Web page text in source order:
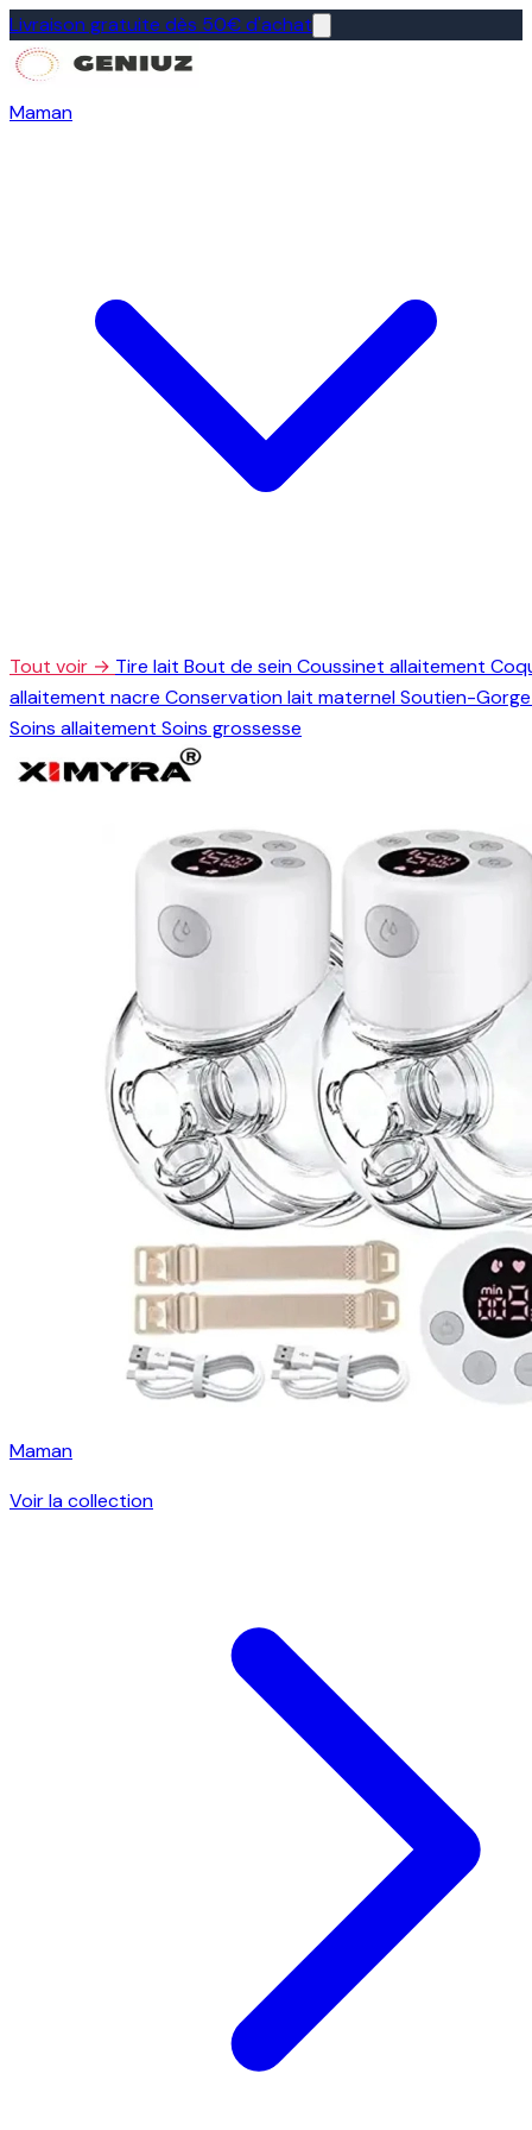
Livraison gratuite dès 50€ d'achat
Maman
Tout voir → Tire lait Bout de seinCoussinet allaitement
allaitement nacre Conservation lait maternelSoutien-
Soins allaitement Soins grossesse
Maman
Voir la collection